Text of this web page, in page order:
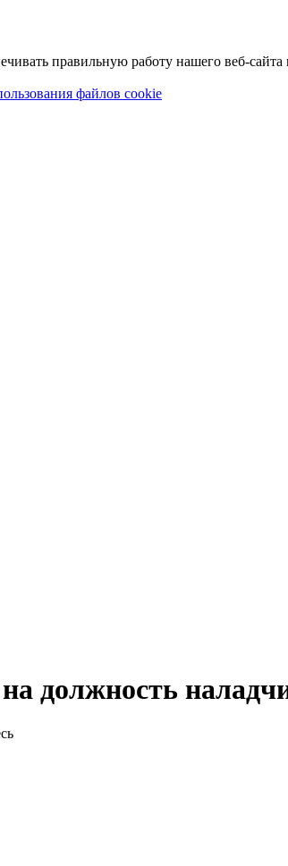
правильную работу нашего веб-сайта
файлов cookie
должность